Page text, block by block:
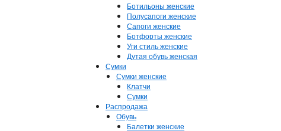
Ботильоны женские
Полусапоги женские
Сапоги женские
Ботфорты женские
Уги стиль женские
Дутая обувь женская
Сумки
Сумки женские
Клатчи
Сумки
Распродажа
Обувь
Балетки женские